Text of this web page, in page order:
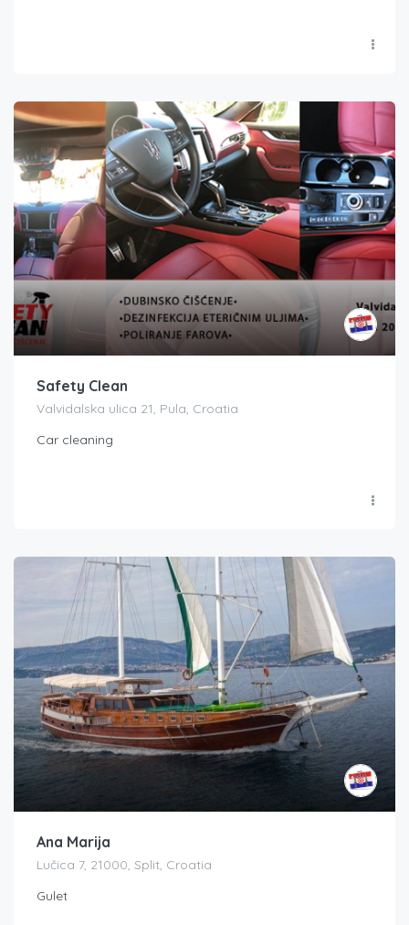
Safety Clean
Valvidalska ulica 21, Pula, Croatia
Car cleaning
Ana Marija
Lučica 7, 21000, Split, Croatia
Gulet